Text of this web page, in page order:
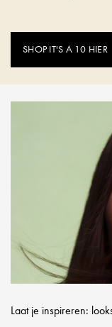
SHOP IT'S A 10 HIER
Laat je inspireren: